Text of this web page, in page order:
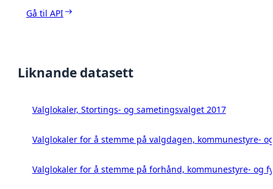
Gå til API
Liknande datasett
Valglokaler, Stortings- og sametingsvalget 2017
Valglokaler for å stemme på valgdagen, kommunestyre-
Valglokaler for å stemme på forhånd, kommunestyre- og